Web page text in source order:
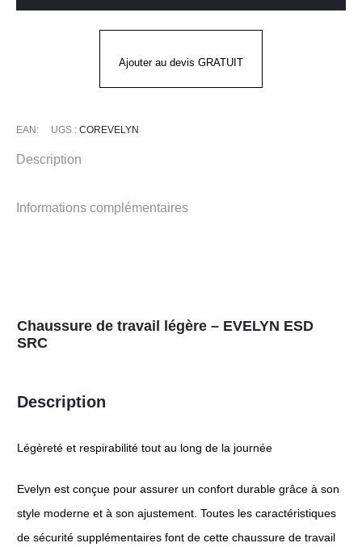
travail
SRC
Ajouter au devis GRATUIT
EAN: UGS : COREVELYN
Description
Informations complémentaires
Chaussure de travail légère – EVELYN ESD
SRC
Description
Légèreté et respirabilité tout au long de la journée
Evelyn est conçue pour assurer un confort durable grâce à son
style moderne et à son ajustement. Toutes les caractéristiques
de sécurité supplémentaires font de cette chaussure de travail